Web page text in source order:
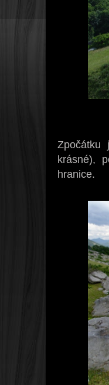
Zpočátku
krásné),
hranice.